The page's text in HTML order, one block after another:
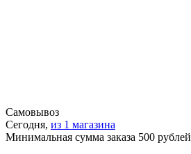
Самовывоз
Сегодня, из 1 магазина
Минимальная сумма заказа 500 рублей